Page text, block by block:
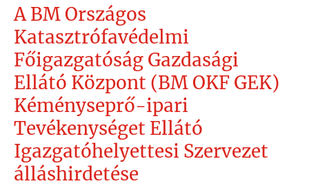
A BM Országos
Katasztrófavédelmi
Főigazgatóság Gazdasági
Ellátó Központ (BM OKF GEK)
Kéményseprő-ipari
Tevékenységet Ellátó
Igazgatóhelyettesi Szervezet
álláshirdetése